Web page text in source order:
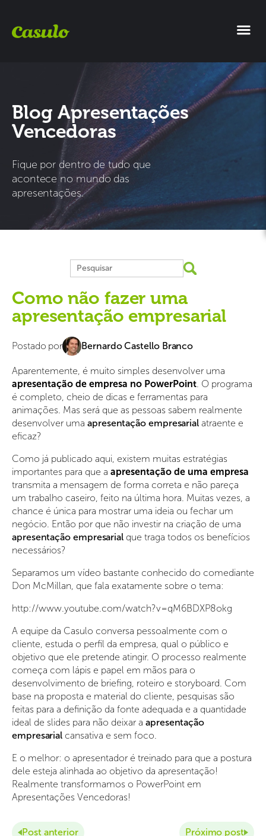
Blog Apresentações
Vencedoras
Fique por dentro de tudo que
acontece no mundo das
apresentações.
Como não fazer uma
apresentação empresarial
Postado por Bernardo Castello Branco
Aparentemente, é muito simples desenvolver uma
apresentação de empresa no PowerPoint. O programa
é completo, cheio de dicas e ferramentas para
animações. Mas será que as pessoas sabem realmente
desenvolver uma apresentação empresarial atraente e
eficaz?
Como já publicado aqui, existem muitas estratégias
importantes para que a apresentação de uma empresa
transmita a mensagem de forma correta e não pareça
um trabalho caseiro, feito na última hora. Muitas vezes, a
chance é única para mostrar uma ideia ou fechar um
negócio. Então por que não investir na criação de uma
apresentação empresarial que traga todos os benefícios
necessários?
Separamos um vídeo bastante conhecido do comediante
Don McMillan, que fala exatamente sobre o tema:
http://www.youtube.com/watch?v=qM6BDXP8okg
A equipe da Casulo conversa pessoalmente com o
cliente, estuda o perfil da empresa, qual o público e
objetivo que ele pretende atingir. O processo realmente
começa com lápis e papel em mãos para o
desenvolvimento de briefing, roteiro e storyboard. Com
base na proposta e material do cliente, pesquisas são
feitas para a definição da fonte adequada e a quantidade
ideal de slides para não deixar a apresentação
empresarial cansativa e sem foco.
E o melhor: o apresentador é treinado para que a postura
dele esteja alinhada ao objetivo da apresentação!
Realmente transformamos o PowerPoint em
Apresentações Vencedoras!
Post anterior Próximo post